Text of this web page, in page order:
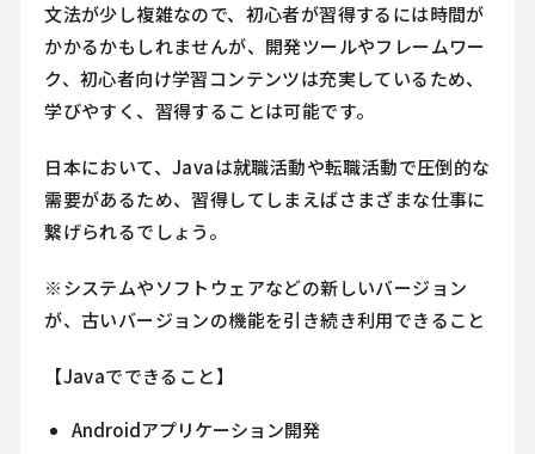
文法が少し複雑なので、初心者が習得するには時間が
かかるかもしれませんが、開発ツールやフレームワー
ク、初心者向け学習コンテンツは充実しているため、
学びやすく、習得することは可能です。
日本において、Javaは就職活動や転職活動で圧倒的な
需要があるため、習得してしまえばさまざまな仕事に
繋げられるでしょう。
※システムやソフトウェアなどの新しいバージョン
が、古いバージョンの機能を引き続き利用できること
【Javaでできること】
Androidアプリケーション開発